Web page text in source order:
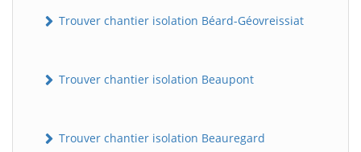
Trouver chantier isolation Béard-Géovreissiat
Trouver chantier isolation Beaupont
Trouver chantier isolation Beauregard